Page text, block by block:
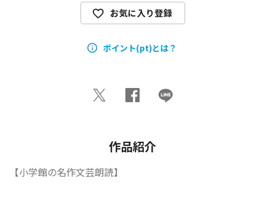
お気に入り登録
ポイント(pt)とは？
作品紹介
【小学館の名作文芸朗読】